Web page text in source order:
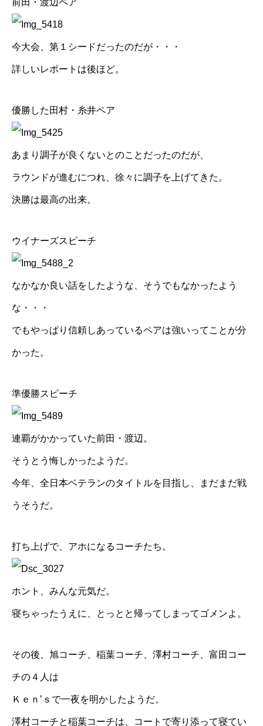
前田・渡辺ペア
今大会、第１シードだったのだが・・・
詳しいレポートは後ほど。
優勝した田村・糸井ペア
あまり調子が良くないとのことだったのだが、
ラウンドが進むにつれ、徐々に調子を上げてきた。
決勝は最高の出来。
ウイナーズスピーチ
なかなか良い話をしたような、そうでもなかったよう
な・・・
でもやっぱり信頼しあっているペアは強いってことが分
かった。
準優勝スピーチ
連覇がかかっていた前田・渡辺。
そうとう悔しかったようだ。
今年、全日本ベテランのタイトルを目指し、まだまだ戦
うそうだ。
打ち上げで、アホになるコーチたち。
ホント、みんな元気だ。
寝ちゃったうえに、とっとと帰ってしまってゴメンよ。
その後、 旭コーチ 稲葉コーチ 澤村コーチ 、富田コー
チの４人は
Ｋｅｎ’ｓで一夜を明かしたようだ。
澤村コーチと稲葉コーチは、コートで寄り添って寝てい